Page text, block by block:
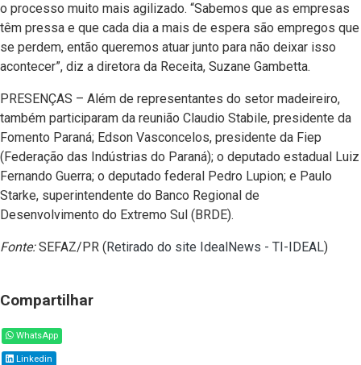
o processo muito mais agilizado. “Sabemos que as empresas
têm pressa e que cada dia a mais de espera são empregos que
se perdem, então queremos atuar junto para não deixar isso
acontecer”, diz a diretora da Receita, Suzane Gambetta.
PRESENÇAS – Além de representantes do setor madeireiro,
também participaram da reunião Claudio Stabile, presidente da
Fomento Paraná; Edson Vasconcelos, presidente da Fiep
(Federação das Indústrias do Paraná); o deputado estadual Luiz
Fernando Guerra; o deputado federal Pedro Lupion; e Paulo
Starke, superintendente do Banco Regional de
Desenvolvimento do Extremo Sul (BRDE).
Fonte:SEFAZ/PR (Retirado do site IdealNews - TI-IDEAL)
Compartilhar
WhatsApp
Linkedin